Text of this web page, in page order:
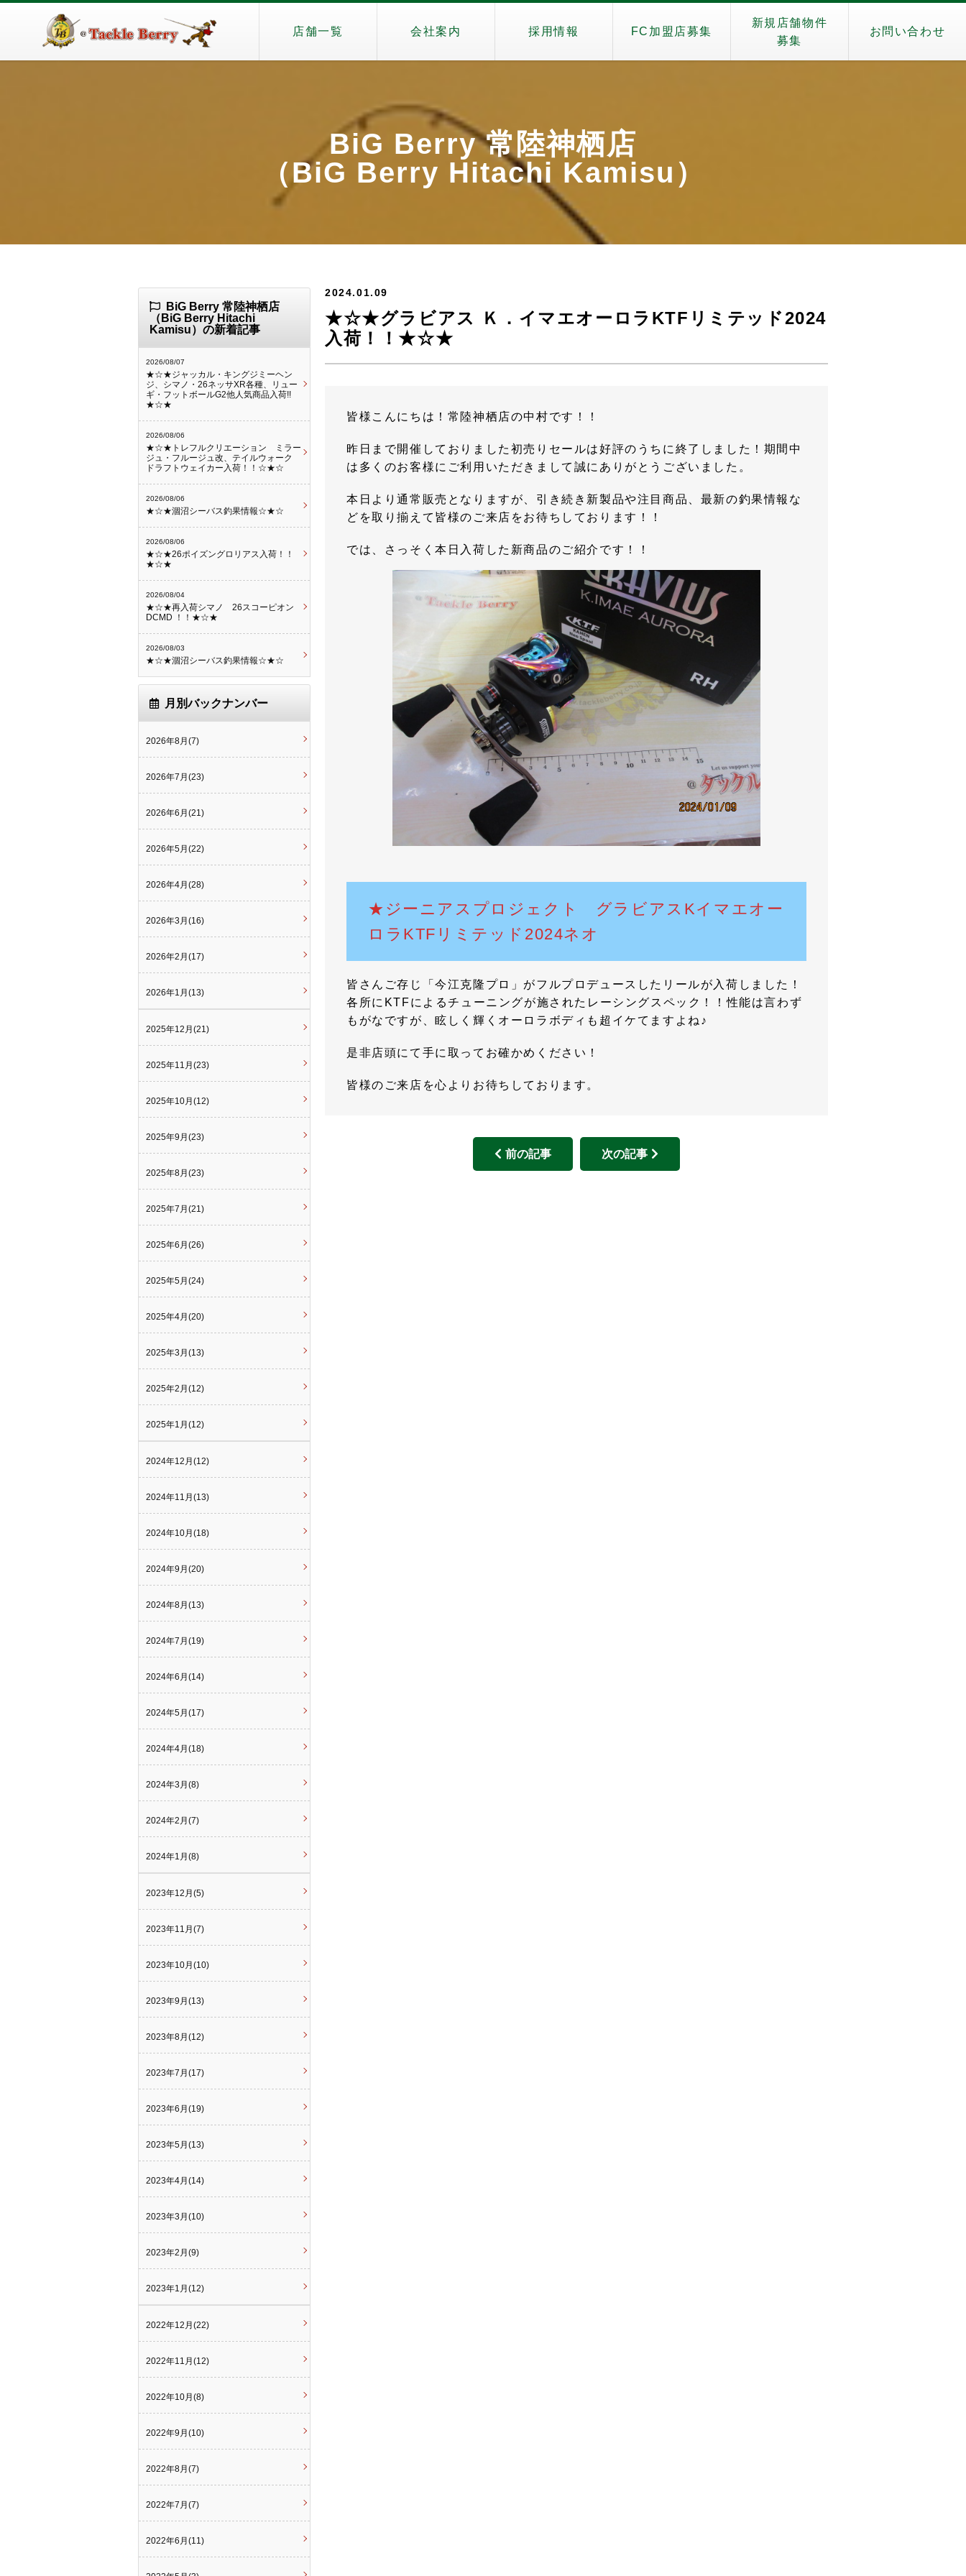
店舗一覧 会社案内 採用情報 FC加盟店募集
新規店舗物件
募集
お問い合わせ
BiG Berry 常陸神栖店
（BiG Berry Hitachi Kamisu）
2024.01.09
★☆★グラビアス Ｋ．イマエオーロラKTFリミテッド2024
入荷！！★☆★
皆様こんにちは！常陸神栖店の中村です！！
昨日まで開催しておりました初売りセールは好評のうちに終了しました！期間中
は多くのお客様にご利用いただきまして誠にありがとうございました。
本日より通常販売となりますが、引き続き新製品や注目商品、最新の釣果情報な
どを取り揃えて皆様のご来店をお待ちしております！！
では、さっそく本日入荷した新商品のご紹介です！！
★ジーニアスプロジェクト グラビアスKイマエオー
ロラKTFリミテッド2024ネオ
皆さんご存じ「今江克隆プロ」がフルプロデュースしたリールが入荷しました！
各所にKTFによるチューニングが施されたレーシングスペック！！性能は言わず
もがなですが、眩しく輝くオーロラボディも超イケてますよね♪
是非店頭にて手に取ってお確かめください！
皆様のご来店を心よりお待ちしております。
前の記事 次の記事
BiG Berry 常陸神栖店
（BiG Berry Hitachi
Kamisu）の新着記事
2026/08/07
★☆★ジャッカル・キングジミーヘン
ジ、シマノ・26ネッサXR各種、リュー
ギ・フットボールG2他人気商品入荷!!
★☆★
2026/08/06
★☆★トレフルクリエーション ミラー
ジュ・フルージュ改、テイルウォーク
ドラフトウェイカー入荷！！☆★☆
2026/08/06
★☆★涸沼シーバス釣果情報☆★☆
2026/08/06
★☆★26ポイズングロリアス入荷！！
★☆★
2026/08/04
★☆★再入荷シマノ 26スコーピオン
DCMD ！！★☆★
2026/08/03
★☆★涸沼シーバス釣果情報☆★☆
月別バックナンバー
2026年8月(7)
2026年7月(23)
2026年6月(21)
2026年5月(22)
2026年4月(28)
2026年3月(16)
2026年2月(17)
2026年1月(13)
2025年12月(21)
2025年11月(23)
2025年10月(12)
2025年9月(23)
2025年8月(23)
2025年7月(21)
2025年6月(26)
2025年5月(24)
2025年4月(20)
2025年3月(13)
2025年2月(12)
2025年1月(12)
2024年12月(12)
2024年11月(13)
2024年10月(18)
2024年9月(20)
2024年8月(13)
2024年7月(19)
2024年6月(14)
2024年5月(17)
2024年4月(18)
2024年3月(8)
2024年2月(7)
2024年1月(8)
2023年12月(5)
2023年11月(7)
2023年10月(10)
2023年9月(13)
2023年8月(12)
2023年7月(17)
2023年6月(19)
2023年5月(13)
2023年4月(14)
2023年3月(10)
2023年2月(9)
2023年1月(12)
2022年12月(22)
2022年11月(12)
2022年10月(8)
2022年9月(10)
2022年8月(7)
2022年7月(7)
2022年6月(11)